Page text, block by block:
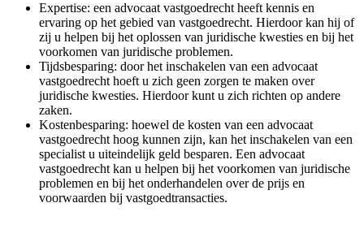
Expertise: een advocaat vastgoedrecht heeft kennis en
ervaring op het gebied van vastgoedrecht. Hierdoor kan hij of
zij u helpen bij het oplossen van juridische kwesties en bij het
voorkomen van juridische problemen.
Tijdsbesparing: door het inschakelen van een advocaat
vastgoedrecht hoeft u zich geen zorgen te maken over
juridische kwesties. Hierdoor kunt u zich richten op andere
zaken.
Kostenbesparing: hoewel de kosten van een advocaat
vastgoedrecht hoog kunnen zijn, kan het inschakelen van een
specialist u uiteindelijk geld besparen. Een advocaat
vastgoedrecht kan u helpen bij het voorkomen van juridische
problemen en bij het onderhandelen over de prijs en
voorwaarden bij vastgoedtransacties.